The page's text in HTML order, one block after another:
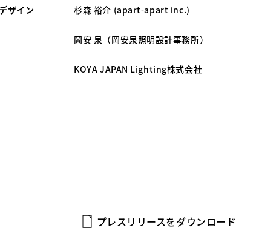
ザイン 杉森 裕介 (apart-apart inc.)
岡安 泉（岡安泉照明設計事務所）
KOYA JAPAN Lighting株式会社
プレスリリースをダウンロード